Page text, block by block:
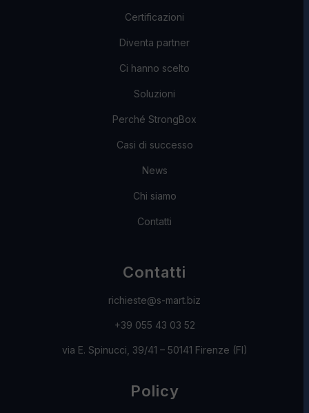
Certificazioni
Diventa partner
Ci hanno scelto
Soluzioni
Perché StrongBox
Casi di successo
News
Chi siamo
Contatti
Contatti
richieste@s-mart.biz
+39 055 43 03 52
via E. Spinucci, 39/41 – 50141 Firenze (FI)
Policy